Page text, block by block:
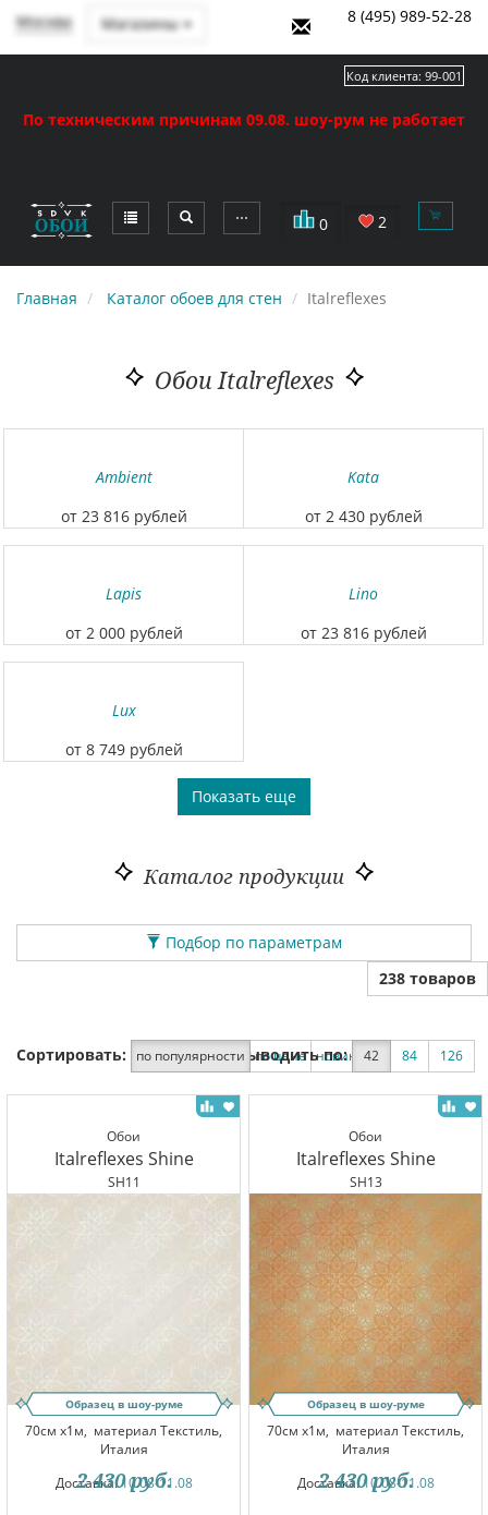
Москва Магазины 8 (495) 989-52-28
По техническим причинам 09.08. шоу-рум не работает
⋯ 0 2
Код клиента: 99-001
Главная Каталог обоев для стен Italreflexes
Обои Italreflexes
Ambient
от 23 816 рублей
Kata
от 2 430 рублей
Lapis
от 2 000 рублей
Lino
от 23 816 рублей
Lux
от 8 749 рублей
Показать еще
Каталог продукции
Подбор по параметрам
238 товаров
Сортировать: по популярности по цене новинки по скидке
Выводить по: 42 84 126
Обои
Italreflexes Shine
SH11
Образец в шоу-руме
70см x1м, материал Текстиль,
Италия
Доставка:10.08-11.08
2 430 руб.
Обои
Italreflexes Shine
SH13
Образец в шоу-руме
70см x1м, материал Текстиль,
Италия
Доставка:10.08-11.08
2 430 руб.